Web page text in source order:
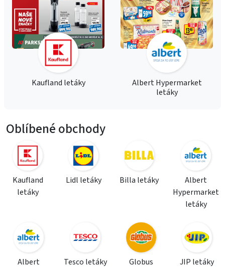
Kaufland letáky
Albert Hypermarket
letáky
Oblíbené obchody
Kaufland
letáky
Lidl letáky Billa letáky
Albert
Hypermarket
letáky
Albert
Tesco letáky
Globus
JIP letáky